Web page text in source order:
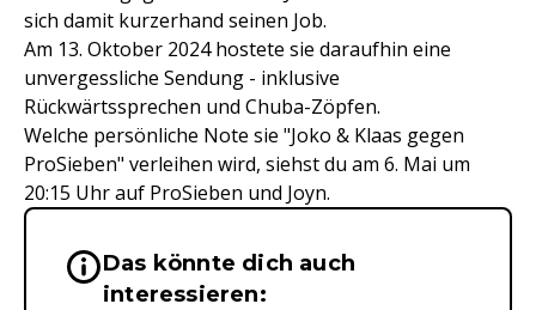
sich damit kurzerhand seinen Job.
Am 13. Oktober 2024 hostete sie daraufhin eine
unvergessliche Sendung - inklusive
Rückwärtssprechen und Chuba-Zöpfen.
Welche persönliche Note sie "Joko & Klaas gegen
ProSieben" verleihen wird, siehst du am 6. Mai um
20:15 Uhr auf ProSieben und Joyn.
Wichtige Hinweise &
Das könnte dich auch
interessieren: